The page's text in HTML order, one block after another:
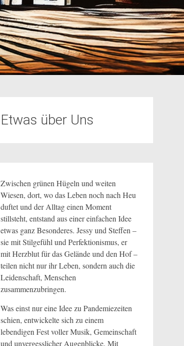
Etwas über Uns
Zwischen grünen Hügeln und weiten
Wiesen, dort, wo das Leben noch nach Heu
duftet und der Alltag einen Moment
stillsteht, entstand aus einer einfachen Idee
etwas ganz Besonderes. Jessy und Steffen –
sie mit Stilgefühl und Perfektionismus, er
mit Herzblut für das Gelände und den Hof –
teilen nicht nur ihr Leben, sondern auch die
Leidenschaft, Menschen
zusammenzubringen.
Was einst nur eine Idee zu Pandemiezeiten
schien, entwickelte sich zu einem
lebendigen Fest voller Musik, Gemeinschaft
und unvergesslicher Augenblicke. Mit